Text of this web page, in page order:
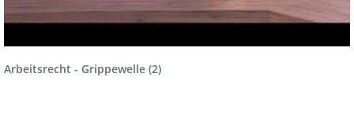
Arbeitsrecht - Grippewelle (2)